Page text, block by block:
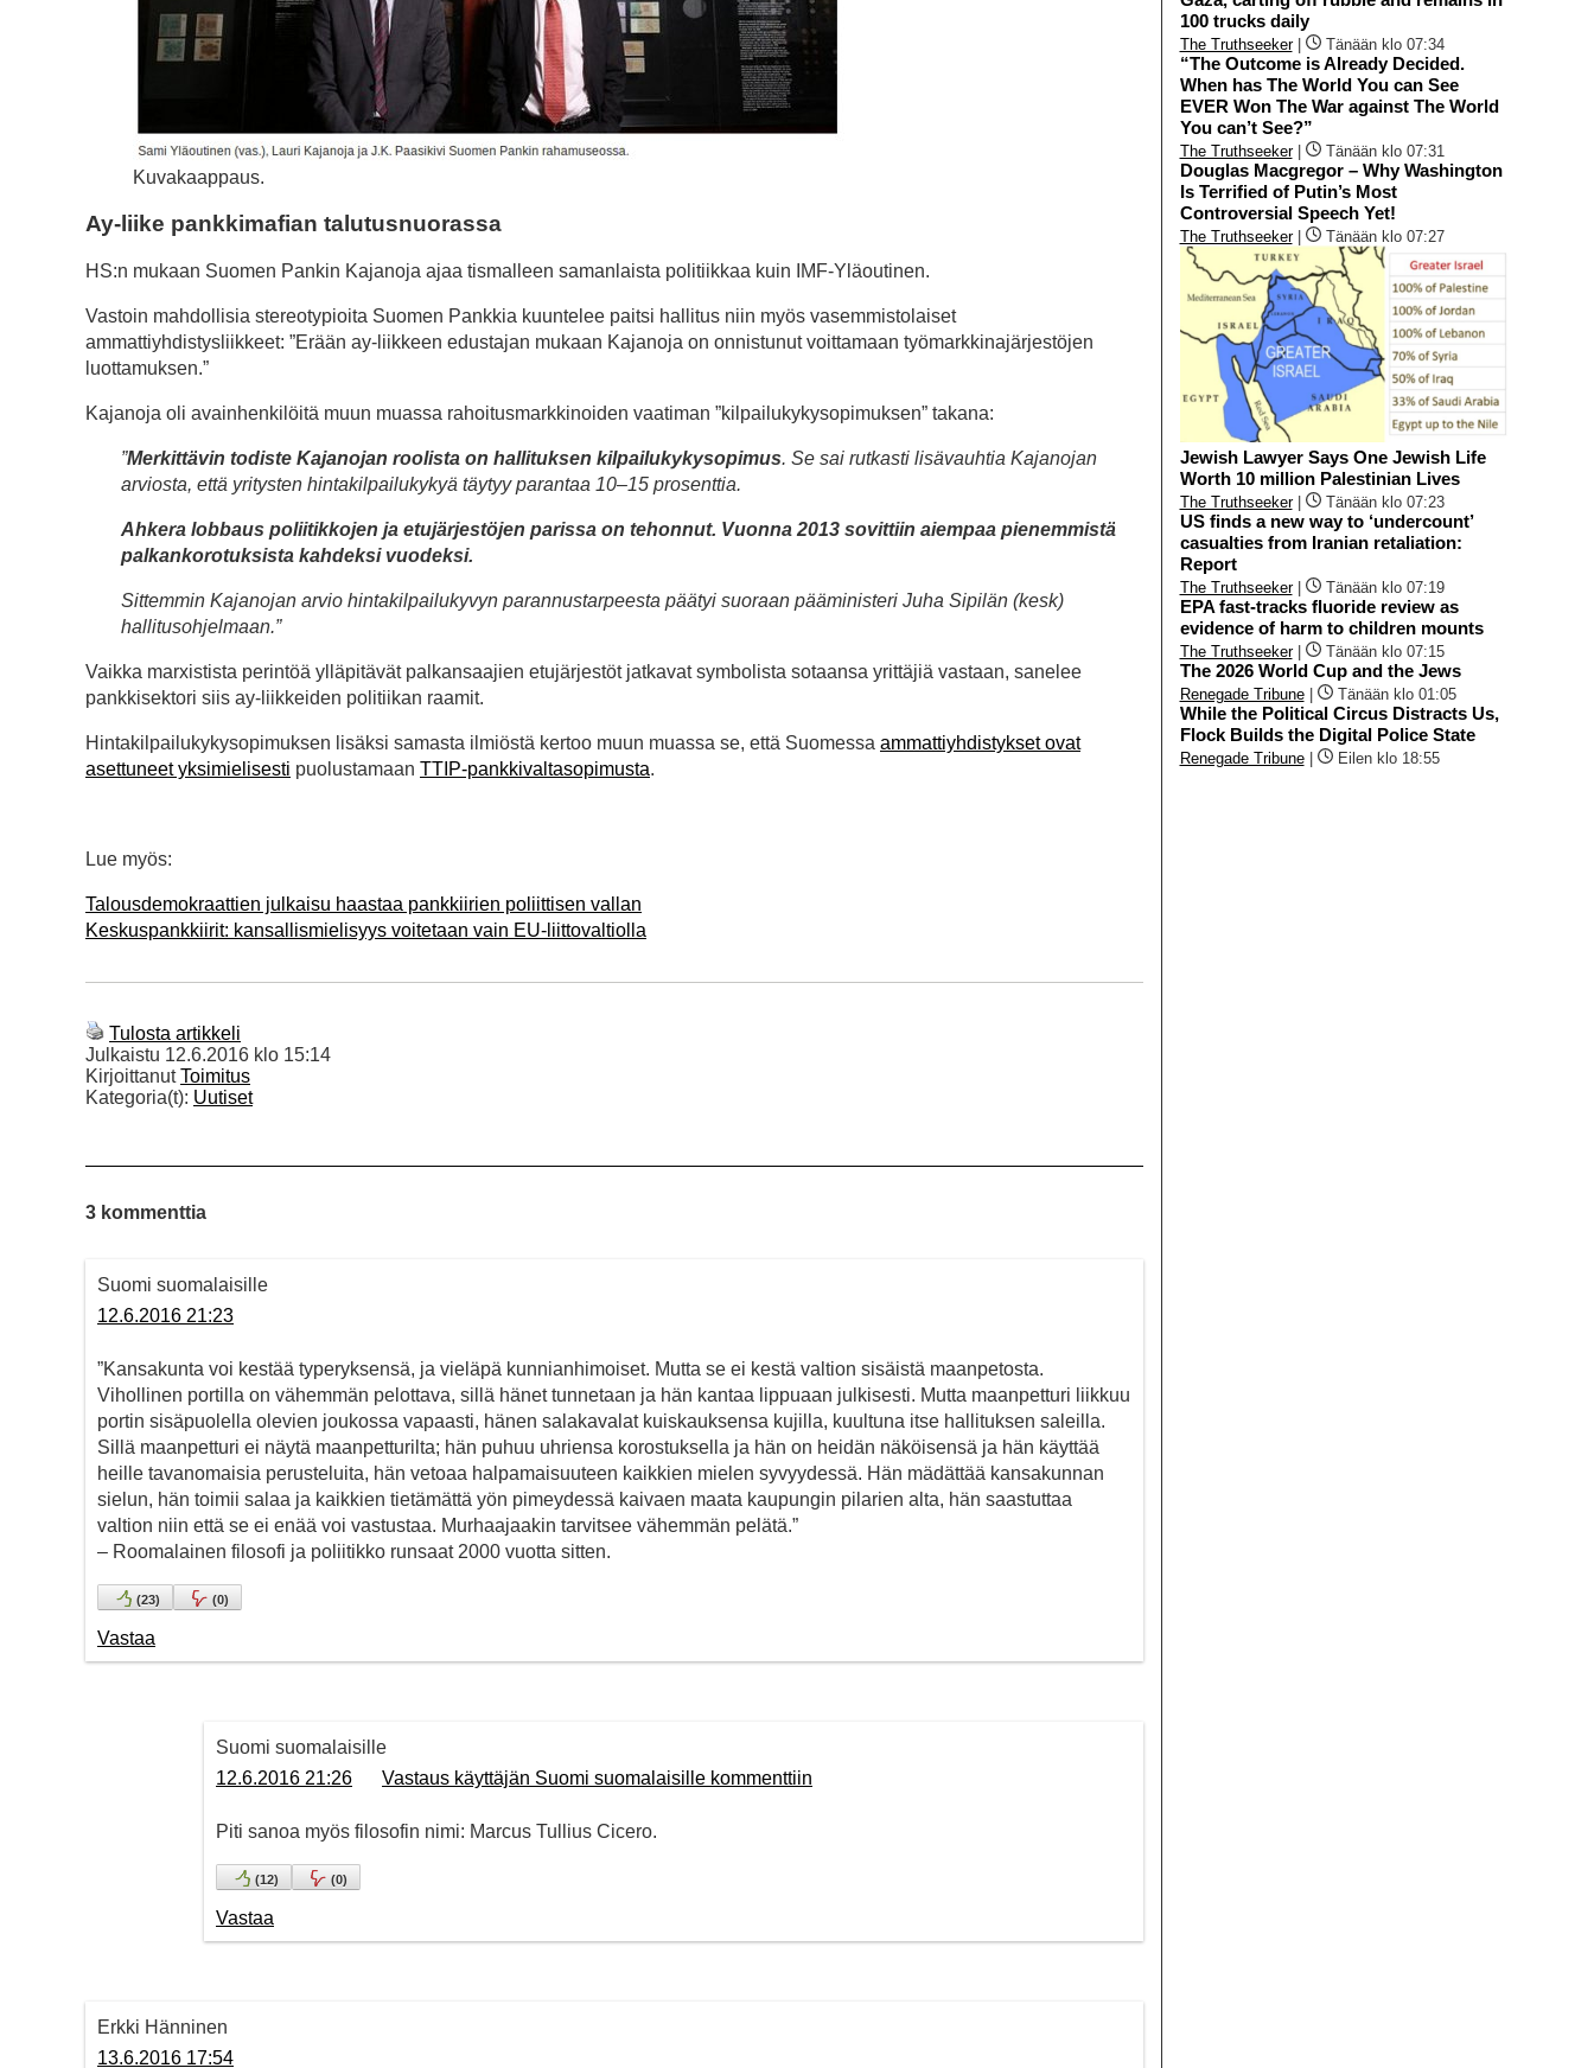
Kuvakaappaus.
Ay-liike pankkimafian talutusnuorassa
HS:n mukaan Suomen Pankin Kajanoja ajaa tismalleen samanlaista politiikkaa kuin IMF-Yläoutinen.
Vastoin mahdollisia stereotypioita Suomen Pankkia kuuntelee paitsi hallitus niin myös vasemmistolaiset
ammattiyhdistysliikkeet: ”Erään ay-liikkeen edustajan mukaan Kajanoja on onnistunut voittamaan työmarkkinajärjestöjen
luottamuksen.”
Kajanoja oli avainhenkilöitä muun muassa rahoitusmarkkinoiden vaatiman ”kilpailukykysopimuksen” takana:
”Merkittävin todiste Kajanojan roolista on hallituksen kilpailukykysopimus. Se sai rutkasti lisävauhtia Kajanojan
arviosta, että yritysten hintakilpailukykyä täytyy parantaa 10–15 prosenttia.
Ahkera lobbaus poliitikkojen ja etujärjestöjen parissa on tehonnut. Vuonna 2013 sovittiin aiempaa pienemmistä
palkankorotuksista kahdeksi vuodeksi.
Sittemmin Kajanojan arvio hintakilpailukyvyn parannustarpeesta päätyi suoraan pääministeri Juha Sipilän (kesk)
hallitusohjelmaan.”
Vaikka marxistista perintöä ylläpitävät palkansaajien etujärjestöt jatkavat symbolista sotaansa yrittäjiä vastaan, sanelee
pankkisektori siis ay-liikkeiden politiikan raamit.
Hintakilpailukykysopimuksen lisäksi samasta ilmiöstä kertoo muun muassa se, että Suomessa ammattiyhdistykset ovat
asettuneet yksimielisesti puolustamaan TTIP-pankkivaltasopimusta.
Lue myös:
Talousdemokraattien julkaisu haastaa pankkiirien poliittisen vallan
Keskuspankkiirit: kansallismielisyys voitetaan vain EU-liittovaltiolla
Tulosta artikkeli
Julkaistu 12.6.2016 klo 15:14
KirjoittanutToimitus
Kategoria(t): Uutiset
3 kommenttia
Suomi suomalaisille
12.6.2016 21:23
”Kansakunta voi kestää typeryksensä, ja vieläpä kunnianhimoiset. Mutta se ei kestä valtion sisäistä maanpetosta.
Vihollinen portilla on vähemmän pelottava, sillä hänet tunnetaan ja hän kantaa lippuaan julkisesti. Mutta maanpetturi liikkuu
portin sisäpuolella olevien joukossa vapaasti, hänen salakavalat kuiskauksensa kujilla, kuultuna itse hallituksen saleilla.
Sillä maanpetturi ei näytä maanpetturilta; hän puhuu uhriensa korostuksella ja hän on heidän näköisensä ja hän käyttää
heille tavanomaisia perusteluita, hän vetoaa halpamaisuuteen kaikkien mielen syvyydessä. Hän mädättää kansakunnan
sielun, hän toimii salaa ja kaikkien tietämättä yön pimeydessä kaivaen maata kaupungin pilarien alta, hän saastuttaa
valtion niin että se ei enää voi vastustaa. Murhaajaakin tarvitsee vähemmän pelätä.”
– Roomalainen filosofi ja poliitikko runsaat 2000 vuotta sitten.
(23) (0)
Vastaa
Suomi suomalaisille
12.6.2016 21:26
Vastaus käyttäjän Suomi suomalaisille kommenttiin
Piti sanoa myös filosofin nimi: Marcus Tullius Cicero.
(12) (0)
Vastaa
Erkki Hänninen
13.6.2016 17:54
100 trucks daily
The Truthseeker| Tänään klo 07:34
“The Outcome is Already Decided.
When has The World You can See
EVER Won The War against The World
You can’t See?”
The Truthseeker| Tänään klo 07:31
Douglas Macgregor – Why Washington
Is Terrified of Putin’s Most
Controversial Speech Yet!
The Truthseeker| Tänään klo 07:27
Jewish Lawyer Says One Jewish Life
Worth 10 million Palestinian Lives
The Truthseeker| Tänään klo 07:23
US finds a new way to ‘undercount’
casualties from Iranian retaliation:
Report
The Truthseeker| Tänään klo 07:19
EPA fast-tracks fluoride review as
evidence of harm to children mounts
The Truthseeker| Tänään klo 07:15
The 2026 World Cup and the Jews
Renegade Tribune| Tänään klo 01:05
While the Political Circus Distracts Us,
Flock Builds the Digital Police State
Renegade Tribune| Eilen klo 18:55